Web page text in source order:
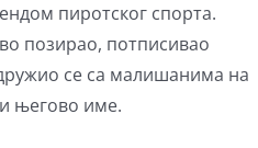
пиротског спорта.
позирао, потписивао
се са малишанима на
његово име.